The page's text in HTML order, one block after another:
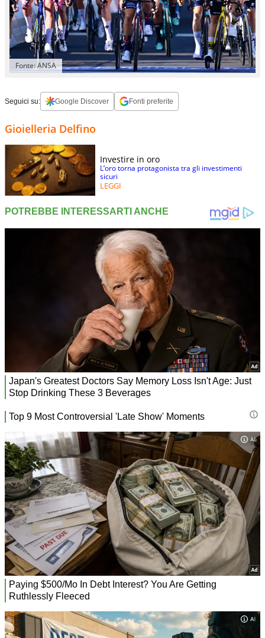
Fonte: ANSA
Seguici su: Google Discover Fonti preferite
Gioielleria Delfino
Investire in oro
L’oro torna protagonista tra gli investimenti
sicuri
LEGGI